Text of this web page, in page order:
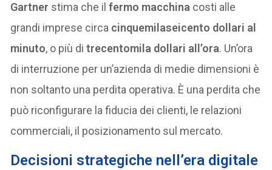
Gartner stima che ilfermo macchina costi alle
grandi imprese circa cinquemilaseicento dollari al
minuto, o più ditrecentomila dollari all’ora. Un’ora
di interruzione per un’azienda di medie dimensioni è
non soltanto una perdita operativa. È una perdita che
può riconfigurare la fiducia dei clienti, le relazioni
commerciali, il posizionamento sul mercato.
Decisioni strategiche nell’era digitale